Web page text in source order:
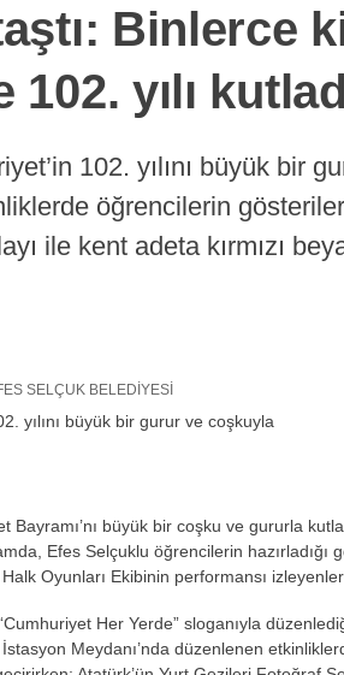
Binlerce
yılı
102. yılını büyük bir
öğrencilerin
ile kent adeta kırmızı
SELÇUK BELEDİYESİ
Bayramı’nı büyük bir coşku ve gururla
Efes Selçuklu öğrencilerin hazırladığı
Oyunları Ekibinin performansı
Her Yerde” sloganıyla
Meydanı’nda düzenlenen